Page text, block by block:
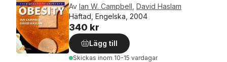
Av Ian W. Campbell David Haslam
Häftad, Engelska, 2004
340 kr
Lägg till
Skickas inom 10-15 vardagar